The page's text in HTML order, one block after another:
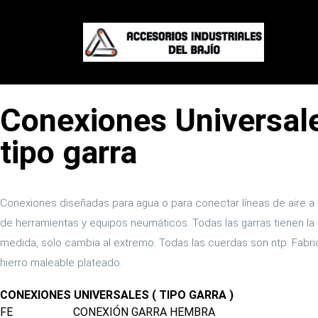
Conexiones
tipo garra
Conexiones diseñadas para agua o para conectar líneas de aire
de herramientas y equipos neumáticos. Todas las garras tienen la
medida, solo cambia al extremo. Todas las cuerdas son ntp.
hierro maleable plateado.
CONEXIONES UNIVERSALES ( TIPO GARRA )
FE
CONEXIÓN GARRA HEMBRA